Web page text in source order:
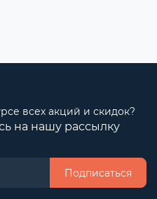
всех акций и скидок?
на нашу рассылку
Подписаться